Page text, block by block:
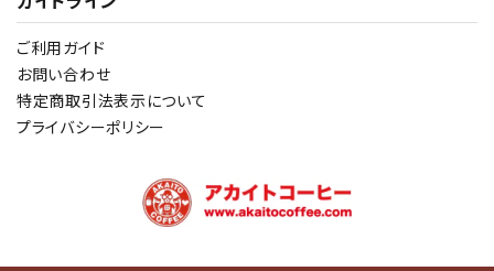
ご利用ガイド
お問い合わせ
特定商取引法表示について
プライバシーポリシー